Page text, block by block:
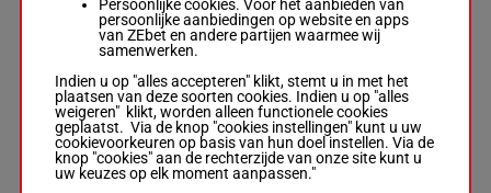
Persoonlijke cookies. Voor het aanbieden van
persoonlijke aanbiedingen op website en apps
van ZEbet en andere partijen waarmee wij
samenwerken.
Indien u op "alles accepteren" klikt, stemt u in met het
plaatsen van deze soorten cookies. Indien u op "alles
weigeren" klikt, worden alleen functionele cookies
geplaatst. Via de knop "cookies instellingen" kunt u uw
cookievoorkeuren op basis van hun doel instellen. Via de
knop "cookies" aan de rechterzijde van onze site kunt u
uw keuzes op elk moment aanpassen."